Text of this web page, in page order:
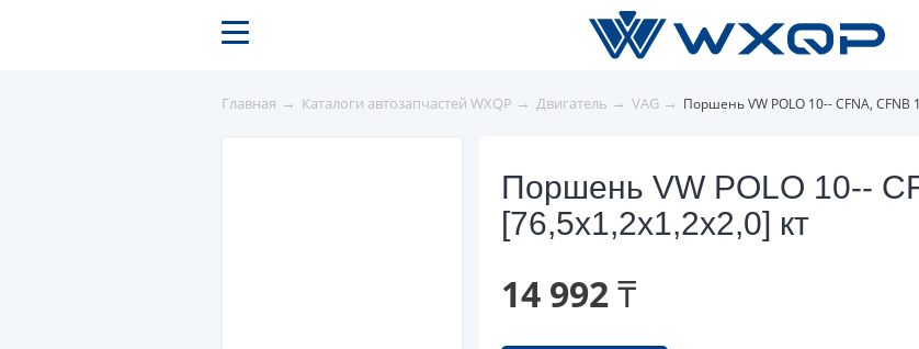
Главная → Каталоги автозапчастей WXQP → Двигатель → VAG → Поршень VW POLO 10-- CFNA, CFNB
Поршень VW POLO 10--
[76,5x1,2x1,2x2,0] кт
14 992 ₸